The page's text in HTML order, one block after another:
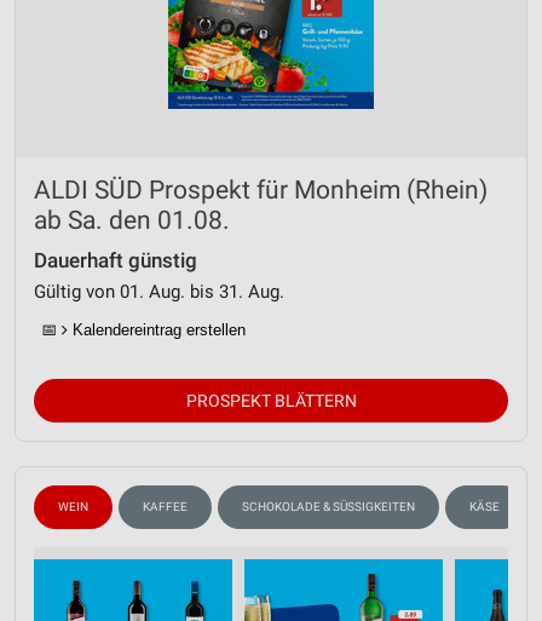
ALDI SÜD Prospekt für Monheim (Rhein)
ab Sa. den 01.08.
Dauerhaft günstig
Gültig von 01. Aug. bis 31. Aug.
📅 Kalendereintrag erstellen
PROSPEKT BLÄTTERN
WEIN KAFFEE SCHOKOLADE & SÜSSIGKEITEN KÄSE